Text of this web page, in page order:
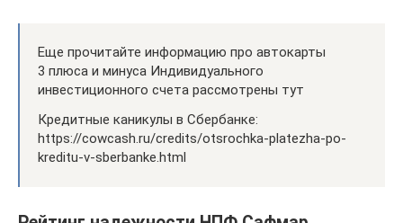
Еще прочитайте информацию про автокарты
3 плюса и минуса Индивидуального
инвестиционного счета рассмотрены тут
Кредитные каникулы в Сбербанке:
https://cowcash.ru/credits/otsrochka-platezha-po-
kreditu-v-sberbanke.html